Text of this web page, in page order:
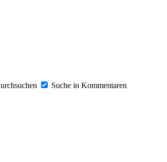
Suche in Kommentaren